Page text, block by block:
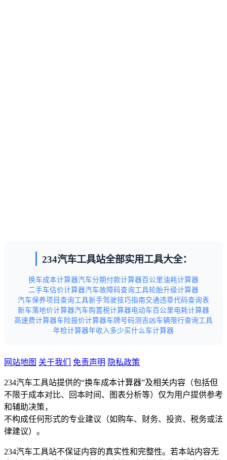
234汽车工具站全部实用工具大全：
换车成本计算器汽车分期付款计算器百公里油耗计算器
二手车估价计算器汽车故障码查询工具轮胎升级计算器
汽车保养项目查询工具新手驾驶技巧指南交通违章代码查询表
新车落地价计算器汽车购置税计算器电动车百公里电耗计算器
高速费计算器车险报价计算器车牌号码测吉凶车辆限行查询工具
年检计算器年收入多少买什么车计算器
网站地图 关于我们 免责声明 隐私政策
234汽车工具站提供的“换车成本计算器”及相关内容（包括但
不限于成本对比、回本时间、图表分析等）仅为用户提供参考
和辅助决策，
不构成任何形式的专业建议（如购车、财务、投资、税务或法
律建议）。
234汽车工具站不保证内容的真实性和完整性。若本站内容无